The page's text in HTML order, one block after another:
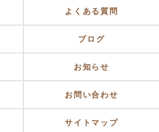
よくある質問
ブログ
お知らせ
お問い合わせ
サイトマップ